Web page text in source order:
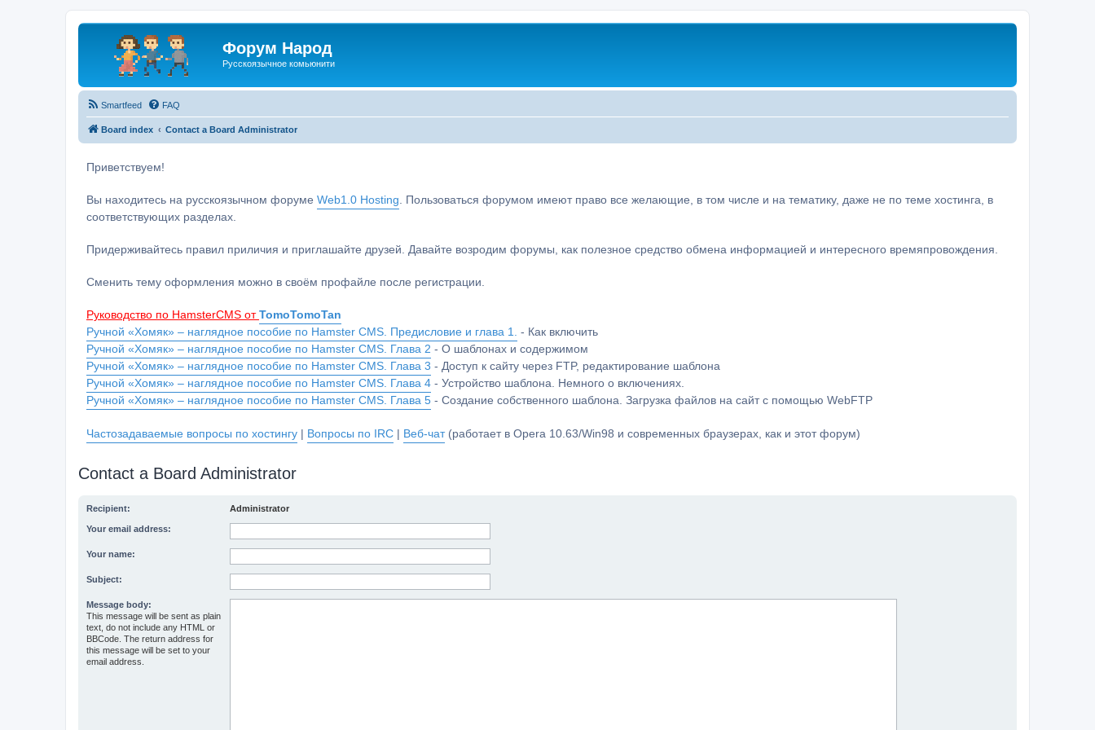
Форум Народ
Русскоязычное комьюнити
Smartfeed FAQ
Board index Contact a Board Administrator
Приветствуем!
Вы находитесь на русскоязычном форуме Web1.0 Hosting . Пользоваться форумом имеют право все желающие, в том числе и на тематику, даже не по теме хостинга, в
соответствующих разделах.
Придерживайтесь правил приличия и приглашайте друзей. Давайте возродим форумы, как полезное средство обмена информацией и интересного времяпровождения.
Сменить тему оформления можно в своём профайле после регистрации.
Руководство по HamsterCMS от TomoTomoTan
Ручной «Хомяк» – наглядное пособие по Hamster CMS. Предисловие и глава 1.
- Как включить
Ручной «Хомяк» – наглядное пособие по Hamster CMS. Глава 2 - О шаблонах и содержимом
Ручной «Хомяк» – наглядное пособие по Hamster CMS. Глава 3 - Доступ к сайту через FTP, редактирование шаблона
Ручной «Хомяк» – наглядное пособие по Hamster CMS. Глава 4 - Устройство шаблона. Немного о включениях.
Ручной «Хомяк» – наглядное пособие по Hamster CMS. Глава 5 - Создание собственного шаблона. Загрузка файлов на сайт с помощью WebFTP
Частозадаваемые вопросы по хостингу | Вопросы по IRC | Веб-чат(работает в Opera 10.63/Win98 и современных браузерах, как и этот форум)
Contact a Board Administrator
Recipient: Administrator
Your email address:
Your name:
Subject:
Message body:
This message will be sent as plain
text, do not include any HTML or
BBCode. The return address for
this message will be set to your
email address.